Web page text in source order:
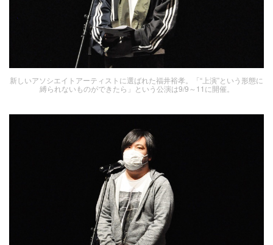
新しいアソシエイトアーティストに選ばれた福井裕孝。「“上演”という形態に
縛られないものができたら」という公演は9/9～11に開催。